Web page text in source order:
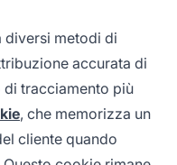
diversi metodi di
accurata di
tracciamento più
, che memorizza un
cliente quando